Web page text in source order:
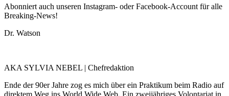
Abonniert auch unseren Instagram- oder Facebook-Account für alle
Breaking-News!
Dr. Watson
AKA SYLVIA NEBEL | Chefredaktion
Ende der 90er Jahre zog es mich über ein Praktikum beim Radio auf
direktem Weg ins World Wide Web. Ein zweijähriges Volontariat in